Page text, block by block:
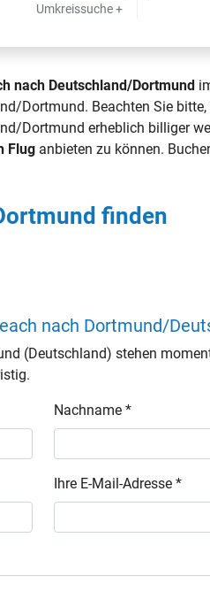
Umkreissuche +
nach Deutschland/Dortmund
Dortmund. Beachten Sie
Dortmund erheblich billiger
Flug anbieten zu können.
finden
nach Dortmund/
(Deutschland) stehen
Nachname *
Ihre E-Mail-Adresse *